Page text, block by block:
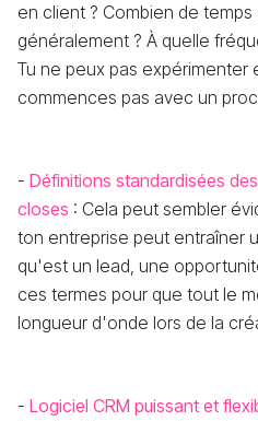
en client ? Combien de
généralement ? À quelle
Tu ne peux pas expérimenter
commences pas avec un
- Définitions standardisées
closes : Cela peut sembler
ton entreprise peut entraîner
qu'est un lead, une
ces termes pour que tout le
longueur d'onde lors de la
- Logiciel CRM puissant et